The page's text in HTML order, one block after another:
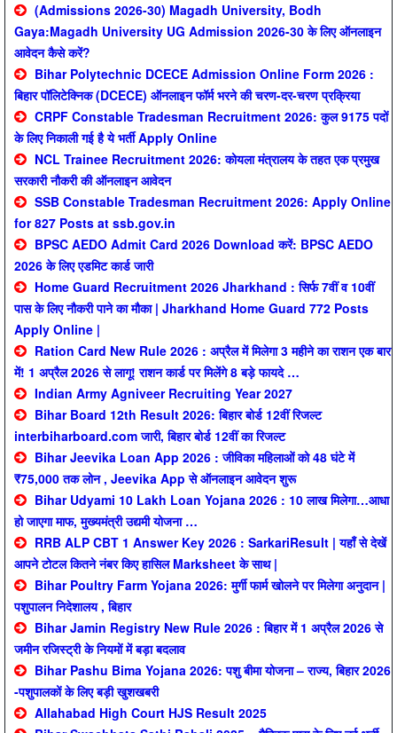
(Admissions 2026-30) Magadh University, Bodh
Gaya:Magadh University UG Admission 2026-30 के लिए ऑनलाइन
आवेदन कैसे करें?
Bihar Polytechnic DCECE Admission Online Form 2026 :
बिहार पॉलिटेक्निक (DCECE) ऑनलाइन फॉर्म भरने की चरण-दर-चरण प्रक्रिया
CRPF Constable Tradesman Recruitment 2026: कुल 9175 पदों
के लिए निकाली गई है ये भर्ती Apply Online
NCL Trainee Recruitment 2026: कोयला मंत्रालय के तहत एक प्रमुख
सरकारी नौकरी की ऑनलाइन आवेदन
SSB Constable Tradesman Recruitment 2026: Apply Online
for 827 Posts at ssb.gov.in
BPSC AEDO Admit Card 2026 Download करें: BPSC AEDO
2026 के लिए एडमिट कार्ड जारी
Home Guard Recruitment 2026 Jharkhand : सिर्फ 7वीं व 10वीं
पास के लिए नौकरी पाने का मौका | Jharkhand Home Guard 772 Posts
Apply Online |
Ration Card New Rule 2026 : अप्रैल में मिलेगा 3 महीने का राशन एक बार
में! 1 अप्रैल 2026 से लागू! राशन कार्ड पर मिलेंगे 8 बड़े फायदे …
Indian Army Agniveer Recruiting Year 2027
Bihar Board 12th Result 2026: बिहार बोर्ड 12वीं रिजल्ट
interbiharboard.com जारी, बिहार बोर्ड 12वीं का रिजल्ट
Bihar Jeevika Loan App 2026 : जीविका महिलाओं को 48 घंटे में
₹75,000 तक लोन , Jeevika App से ऑनलाइन आवेदन शुरू
Bihar Udyami 10 Lakh Loan Yojana 2026 : 10 लाख मिलेगा…आधा
हो जाएगा माफ, मुख्यमंत्री उद्यमी योजना …
RRB ALP CBT 1 Answer Key 2026 : SarkariResult | यहाँ से देखें
आपने टोटल कितने नंबर किए हासिल Marksheet के साथ |
Bihar Poultry Farm Yojana 2026: मुर्गी फार्म खोलने पर मिलेगा अनुदान |
पशुपालन निदेशालय , बिहार
Bihar Jamin Registry New Rule 2026 : बिहार में 1 अप्रैल 2026 से
जमीन रजिस्ट्री के नियमों में बड़ा बदलाव
Bihar Pashu Bima Yojana 2026: पशु बीमा योजना – राज्य, बिहार 2026
-पशुपालकों के लिए बड़ी खुशखबरी
Allahabad High Court HJS Result 2025